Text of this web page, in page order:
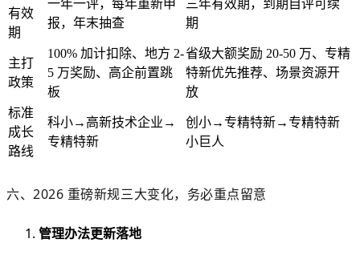
有效
期
一年一评，每年重新申
报，年末抽查
三年有效期，到期自评可续
期
主打
政策
100% 加计扣除、地方 2-
5 万奖励、高企前置跳
板
省级大额奖励 20-50 万、专精
特新优先推荐、场景资源开
放
标准
成长
路线
科小→高新技术企业→
专精特新
创小→专精特新→专精特新
小巨人
六、2026 重磅新规三大变化，务必重点留意
管理办法更新落地